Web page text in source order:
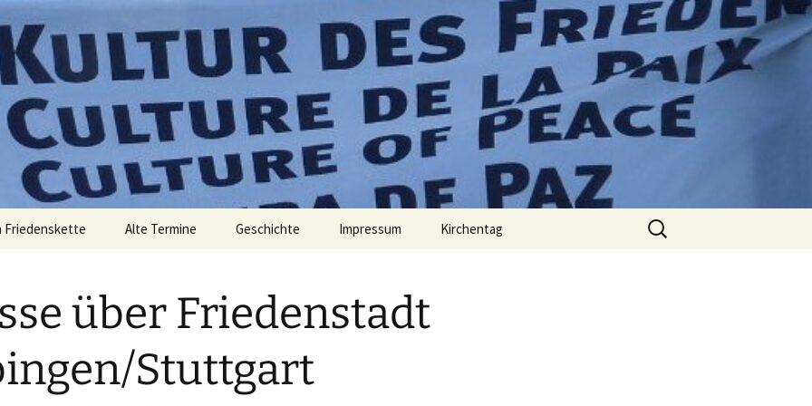
zu verändern. – Bertolt Brecht
Alte Termine Geschichte Impressum Kirchentag
Suchen
nach:
über Friedenstadt
Stuttgart